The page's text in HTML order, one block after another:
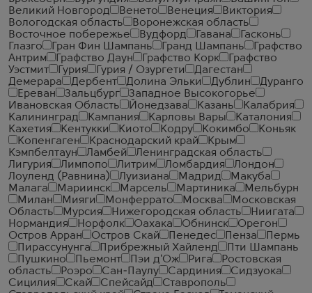
Великий Новгород
Венето Венеция
Виктория
Вологодская область
Воронежская область
Восточное побережье
Вудфорд Гавана
Гасконь
Глазго
Гран Фин Шампань Гранд Шампань
Графство
Антрим
Графство Даун Графство Корк
Графство
Уэстмит
Гурия Гурия / Озургети
Дагестан
Демерара
Дербент Долина Эльки Дублин
Дуранго
Ереван
Зальцбург
Западное Высокогорье
Ивановская Область
Йонедзава Казань
Калабрия
Калининград
Кампания Карловы Вары
Каталония
Кахетия
Кентукки Киото Кодру Кокимбо
Коньяк
Копенгаген
Краснодарский край
Крым
Кэмпбелтаун
Ламбей
Ленинградская область
Лигурия
Лимпопо Литрим Ломбардия
Лондон
Лоуленд (Равнина)
Луизиана Мадрид
Макуба
Малага
Мариинск Марсель Мартиника
Мельбурн
Милан
Мияги Монферрато Москва
Московская
Область
Мурсия Нижегородская область
Ниигата
Нормандия
Норфолк Оахака Обнинск
Орегон
Остров Арран
Остров Скай Пенедес Пенза
Пермь
Пирассунунга
Прибрежный Хайленд
Пти Шампань
Пушкино
Пьемонт Пэи д'Ож Рига
Ростовская
область
Роэро Сан-Паулу Сардиния
Сидзуока
Сицилия
Скай Спейсайд
Ставрополь